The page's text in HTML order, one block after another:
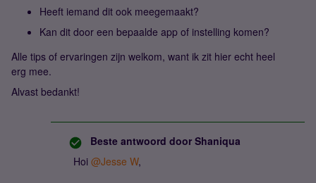
Heeft iemand dit ook meegemaakt?
Kan dit door een bepaalde app of instelling komen?
Alle tips of ervaringen zijn welkom, want ik zit hier echt heel
erg mee.
Alvast bedankt!
Beste antwoord door Shaniqua
Hoi ​ @Jesse W,